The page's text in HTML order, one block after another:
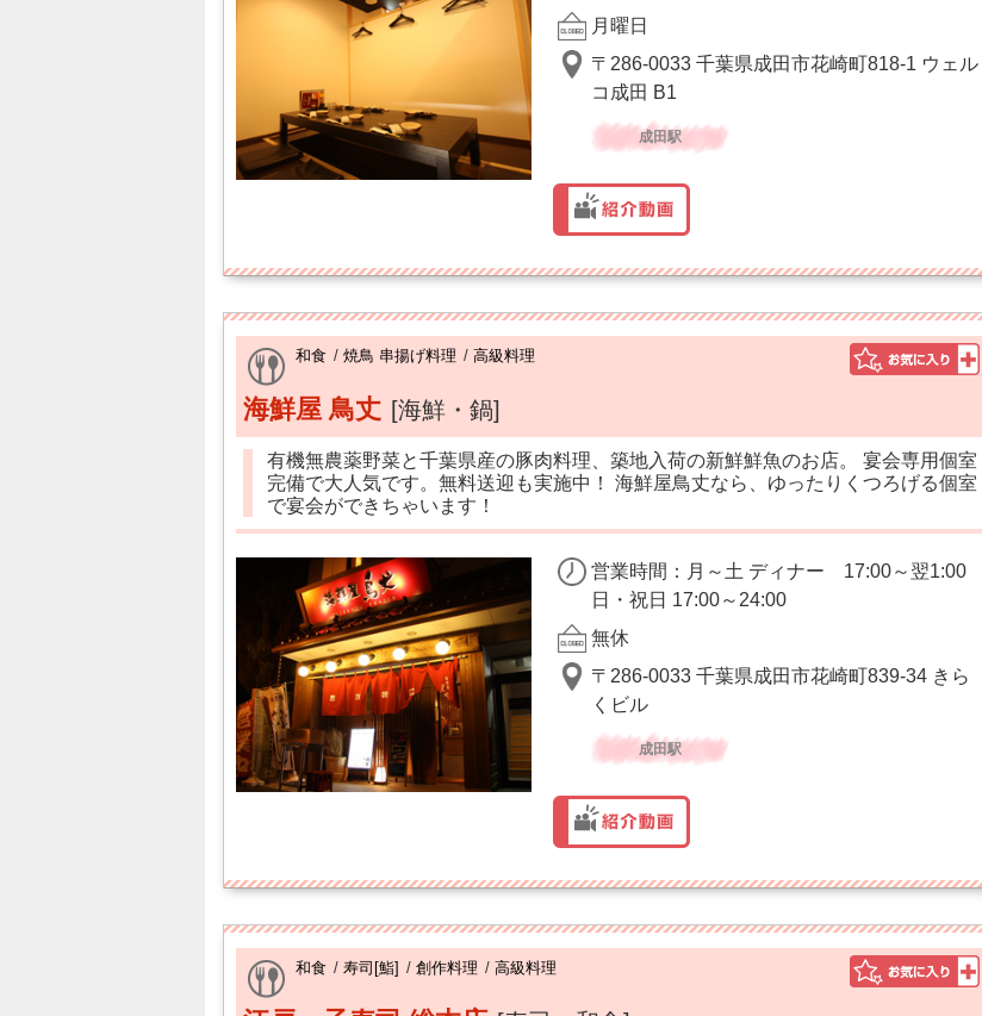
月曜日
〒286-0033 千葉県成田市花崎町818-1 ウェル
コ成田 B1
成田駅
和食 / 焼鳥 串揚げ料理 / 高級料理
海鮮屋 鳥丈 [海鮮・鍋]
有機無農薬野菜と千葉県産の豚肉料理、築地入荷の新鮮鮮魚のお店。 宴会専用個室
完備で大人気です。無料送迎も実施中！ 海鮮屋鳥丈なら、ゆったりくつろげる個室
で宴会ができちゃいます！
営業時間：月～土 ディナー 17:00～翌1:00
日・祝日 17:00～24:00
無休
〒286-0033 千葉県成田市花崎町839-34 きら
くビル
成田駅
和食 / 寿司[鮨] / 創作料理 / 高級料理